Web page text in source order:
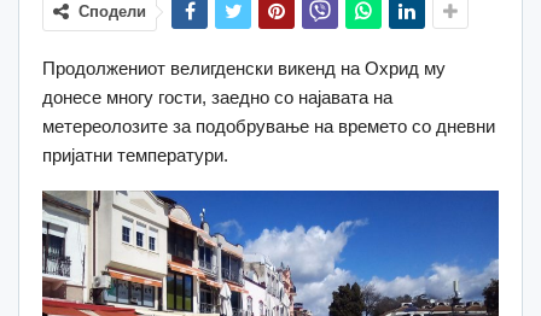
Сподели
Продолжениот велигденски викенд на Охрид му
донесе многу гости, заедно со најавата на
метереолозите за подобрување на времето со дневни
пријатни температури.